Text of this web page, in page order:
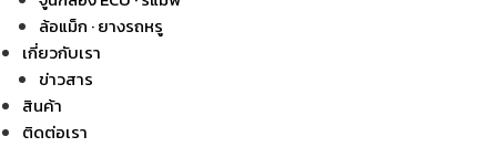
ล้อแม็ก · ยางรถหรู
เกี่ยวกับเรา
ข่าวสาร
สินค้า
ติดต่อเรา